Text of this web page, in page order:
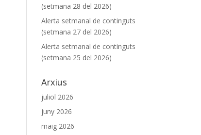
(setmana 28 del 2026)
Alerta setmanal de continguts
(setmana 27 del 2026)
Alerta setmanal de continguts
(setmana 25 del 2026)
Arxius
juliol 2026
juny 2026
maig 2026